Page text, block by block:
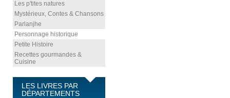
Les p'tites natures
Mystérieux, Contes & Chansons
Parlanjhe
Personnage historique
Petite Histoire
Recettes gourmandes &
Cuisine
LES LIVRES PAR
DÉPARTEMENTS